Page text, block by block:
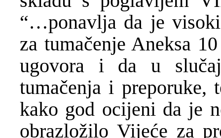
“…ponavlja da je
za tumačenje Aneksa
ugovora i da u
tumačenja i preporuke,
kako god ocijeni da je
obrazložilo Vijeće za